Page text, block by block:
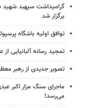
گرامیداشت سپهبد شهید
برگزار شد
توافق اولیه باشگاه
تمجید رسانه آلبانیایی
تصویر جدیدی از رهبر
ماجرای سنگ مزار اکبر
می‌رسد!